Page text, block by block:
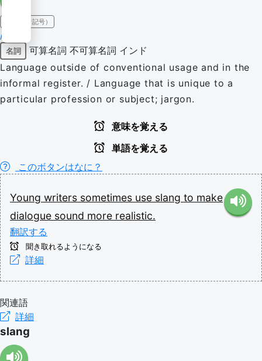
IPA（発音記号）
/slæŋ/
名詞 可算名詞 不可算名詞 インド
Language outside of conventional usage and in the
informal register. / Language that is unique to a
particular profession or subject; jargon.
意味を覚える
単語を覚える
このボタンはなに？
Young writers sometimes use slang to make
dialogue sound more realistic.
翻訳する
聞き取れるようになる
詳細
関連語
詳細
slang